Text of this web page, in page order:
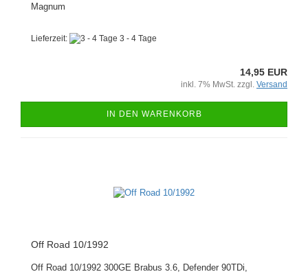
Magnum
Lieferzeit: 3 - 4 Tage
14,95 EUR
inkl. 7% MwSt. zzgl. Versand
IN DEN WARENKORB
Off Road 10/1992
Off Road 10/1992 300GE Brabus 3.6, Defender 90TDi,